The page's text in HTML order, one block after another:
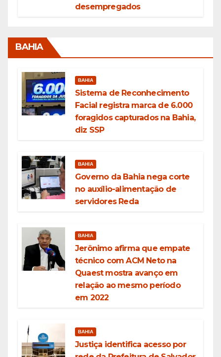
desempregados
BAHIA
BAHIA
Sistema de Reconhecimento
Facial registra marca de 6.000
foragidos capturados na Bahia,
diz SSP
BAHIA
Governo da Bahia nega corte
no auxílio-alimentação de
servidores Reda
BAHIA
Jerônimo afirma que empate
técnico com ACM Neto na
Quaest mostra avanço em
relação ao mesmo período
em 2022
BAHIA
Justiça identifica acesso por